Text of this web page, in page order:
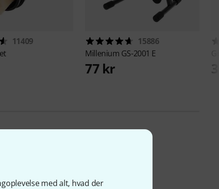
med alt, hvad der
11409
15886
Millenium GS-2001 E
77 kr